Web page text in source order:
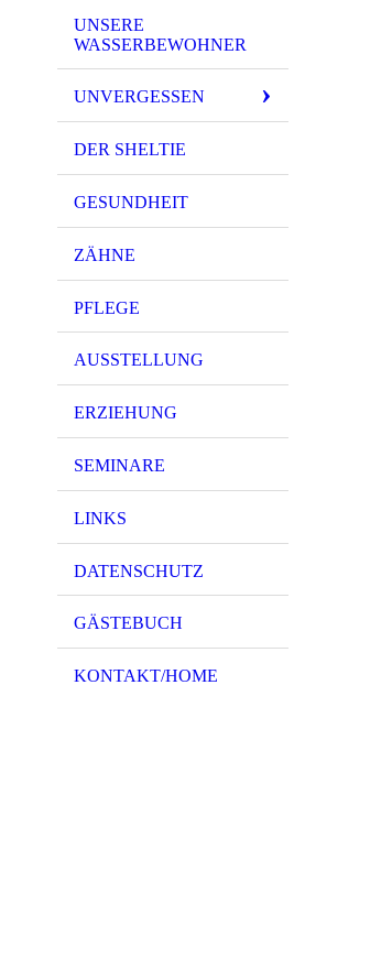
UNSERE
WASSERBEWOHNER
UNVERGESSEN
DER SHELTIE
GESUNDHEIT
ZÄHNE
PFLEGE
AUSSTELLUNG
ERZIEHUNG
SEMINARE
LINKS
DATENSCHUTZ
GÄSTEBUCH
KONTAKT/HOME